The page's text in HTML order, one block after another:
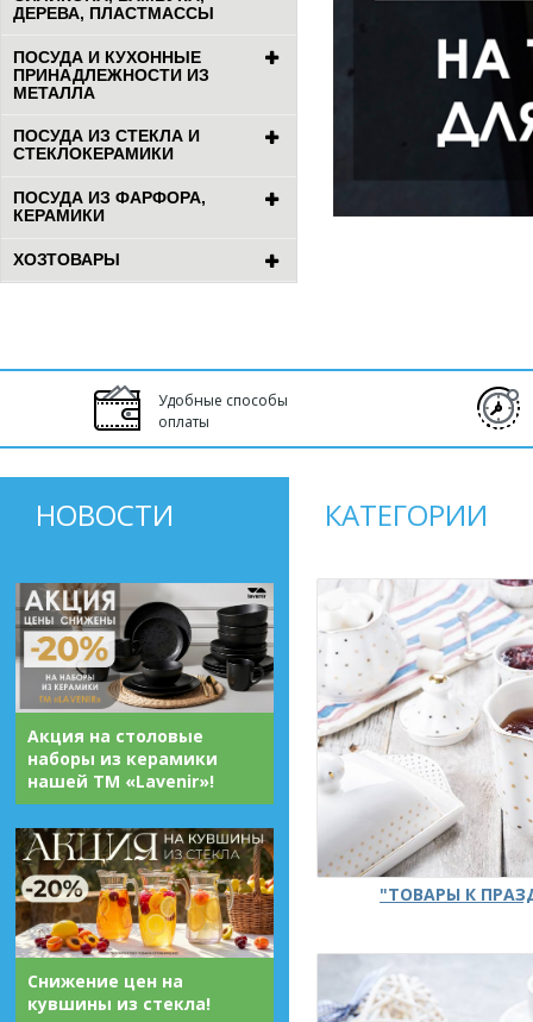
ДЕРЕВА, ПЛАСТМАССЫ
ПОСУДА И КУХОННЫЕ
ПРИНАДЛЕЖНОСТИ ИЗ
МЕТАЛЛА
ПОСУДА ИЗ СТЕКЛА И
СТЕКЛОКЕРАМИКИ
ПОСУДА ИЗ ФАРФОРА,
КЕРАМИКИ
ХОЗТОВАРЫ
Удобные способы
оплаты
НОВОСТИ
Акция на столовые
наборы из керамики
нашей ТМ «Lavenir»!
Снижение цен на
кувшины из стекла!
КАТЕГОРИИ
"ТОВАРЫ К